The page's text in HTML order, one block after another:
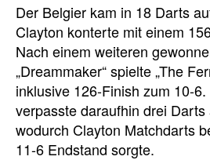
Der Belgier kam in 18 Darts
Clayton konterte mit einem
Nach einem weiteren
„Dreammaker“ spielte „The
inklusive 126-Finish zum 10-
verpasste daraufhin drei Darts
wodurch Clayton Matchdarts
11-6 Endstand sorgte.